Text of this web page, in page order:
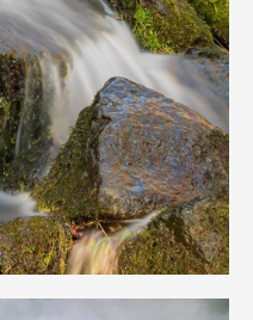
rechts der Lahn in
die Natur einmalige